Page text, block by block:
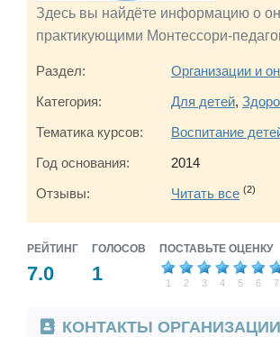
Здесь вы найдёте информацию о
практикующими Монтессори-
Раздел:
Организации и
Категория:
Для детей,
Тематика курсов:
Воспитание
Год основания:
2014
Отзывы:
Читать все (2)
РЕЙТИНГ
7.0
ГОЛОСОВ
1
ПОСТАВЬТЕ ОЦЕНКУ
7
6
5
4
3
2
1
КОНТАКТЫ ОРГАНИЗАЦИИ